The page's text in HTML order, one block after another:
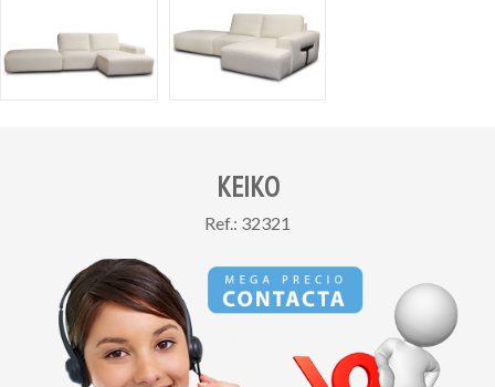
KEIKO
Ref.: 32321